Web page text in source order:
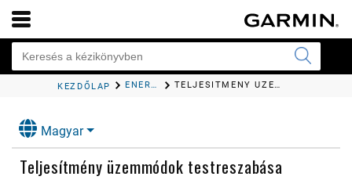
KEZDŐLAP ENERGIAGAZDÁLKODÁSI BEÁLLÍTÁSOK TELJESÍTMÉNY ÜZEMMÓDOK TESTRESZABÁSA
Magyar
Teljesítmény üzemmódok testreszabása